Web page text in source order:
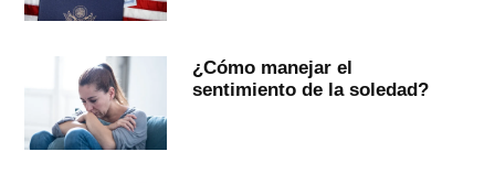
¿Cómo manejar el
sentimiento de la soledad?